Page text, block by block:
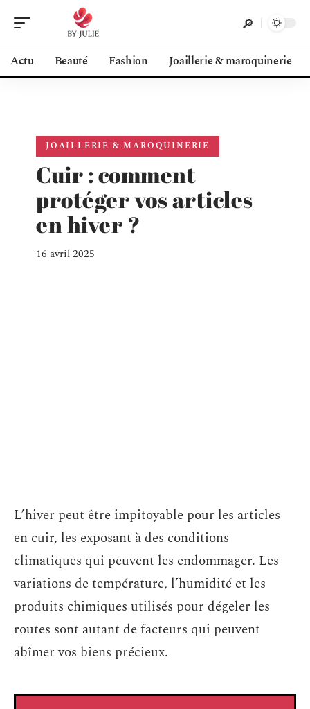
Actu Beauté Fashion Joaillerie & maroquinerie
JOAILLERIE & MAROQUINERIE
Cuir : comment
protéger vos articles
en hiver ?
16 avril 2025
L’hiver peut être impitoyable pour les articles
en cuir, les exposant à des conditions
climatiques qui peuvent les endommager. Les
variations de température, l’humidité et les
produits chimiques utilisés pour dégeler les
routes sont autant de facteurs qui peuvent
abîmer vos biens précieux.